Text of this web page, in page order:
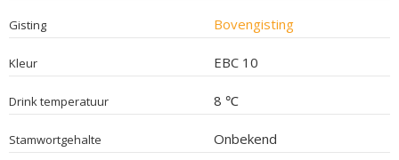
Gisting Bovengisting
Kleur EBC 10
Drink temperatuur 8 ℃
Stamwortgehalte Onbekend